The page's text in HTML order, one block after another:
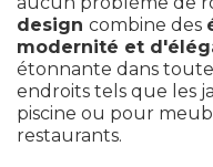
design combine des
modernité et
étonnante dans
endroits tels que les
piscine ou pour
restaurants.